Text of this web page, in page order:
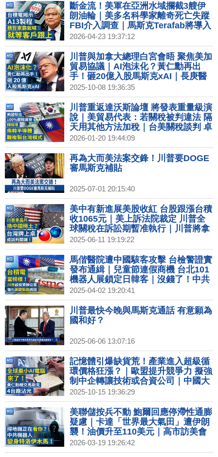
斷金流！美軍在亞洲水域攔截3艘伊
朗油輪｜美多名科學家離奇死亡失蹤
FBI介入調查｜馬斯克Terafab將導入
Intel 14A｜台積電推A13製程 2029
年生產
2026-04-23 19:37:12
川普與加拿大總理白宮會晤 聚焦美加
貿易協議｜AI泡沫化？黃仁勳再出
手！砸20億入股馬斯克xAI｜長庚醫
科砸35億設新廠 插旗嘉義馬稠後園區
｜中共稱十一消費增長 當地居民：沒
人氣也沒生意｜巴黎時裝週香奈兒打
造星際宇宙 妮可基嫚白衫亮相
2025-10-08 19:36:35
川普重返達沃斯論壇 將發表重量級演
說｜美貿易代表：若關稅被判違法 隔
天用其他方法加稅｜台美關稅談判 卓
揆透露「黃金計畫」獲美重視｜複製
台灣模式？韓媒：記憶體在美建廠難
度高│#財經新聞│20260120
2026-01-20 19:44:09
再為大而美法案交鋒！川普要DOGE
審馬斯克補貼
2025-07-01 20:15:40
美中有新進展美股收紅 台股跟漲台積
收1065元｜美上訴法院裁定 川普全
球關稅在訴訟期暫准執行｜川普將拿
晶片換稀土？美中貿易談判還有續
集！｜好市多Uber Eats合作外送 業
者：下半年引進台灣
2025-06-11 19:19:22
馬偕醫院遭中國駭客攻擊 台檢警證實
發布通緝｜兒童節連假商機 台北101
機器人展鎖定日韓客｜沒錢了！中共
「聯合利劍」大查稅 網紅遭殃｜台積
電當榜樣！川普設投資辦公室強化在
地誘因
2025-04-02 19:20:41
川普最快今晚與馬斯克通話 有意願為
國和好？
2025-06-06 13:07:16
記憶體引爆缺貨荒！產業進入超級循
環價格狂漲？｜歐盟提升競爭力 擬強
制中企轉讓技術或合資公司｜中國大
疆擬在美國成立公司 金蟬脫殼引安全
疑慮｜中國知名企業家接連墜樓身亡
知情人爆內幕｜賈永婕出席紡織展時
尚秀 曝小S金鐘服裝細節｜星宇Q4動
能明顯回升 明年有望開首條歐洲線
2025-10-15 19:36:29
美聯儲按兵不動 鮑爾回應停滯性通膨
疑慮｜卡達「世界最大氣田」遭伊朗
襲！油價升至110美元｜高市訪美會
川普 外界聚焦中東議題｜美眾議院：
中國AI機器人構成新威脅
2026-03-19 19:26:42